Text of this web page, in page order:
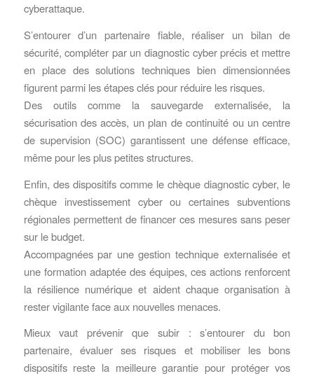
cyberattaque.
S’entourer d’un partenaire fiable, réaliser un bilan de
sécurité, compléter par un diagnostic cyber précis et mettre
en place des solutions techniques bien dimensionnées
figurent parmi les étapes clés pour réduire les risques.
Des outils comme la sauvegarde externalisée, la
sécurisation des accès, un plan de continuité ou un centre
de supervision (SOC) garantissent une défense efficace,
même pour les plus petites structures.
Enfin, des dispositifs comme le chèque diagnostic cyber, le
chèque investissement cyber ou certaines subventions
régionales permettent de financer ces mesures sans peser
sur le budget.
Accompagnées par une gestion technique externalisée et
une formation adaptée des équipes, ces actions renforcent
la résilience numérique et aident chaque organisation à
rester vigilante face aux nouvelles menaces.
Mieux vaut prévenir que subir : s’entourer du bon
partenaire, évaluer ses risques et mobiliser les bons
dispositifs reste la meilleure garantie pour protéger vos